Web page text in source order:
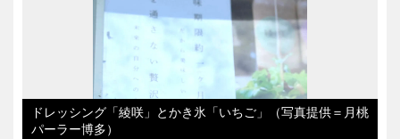
ドレッシング「綾咲」とかき氷「いちご」（写真提供＝月桃
パーラー博多）